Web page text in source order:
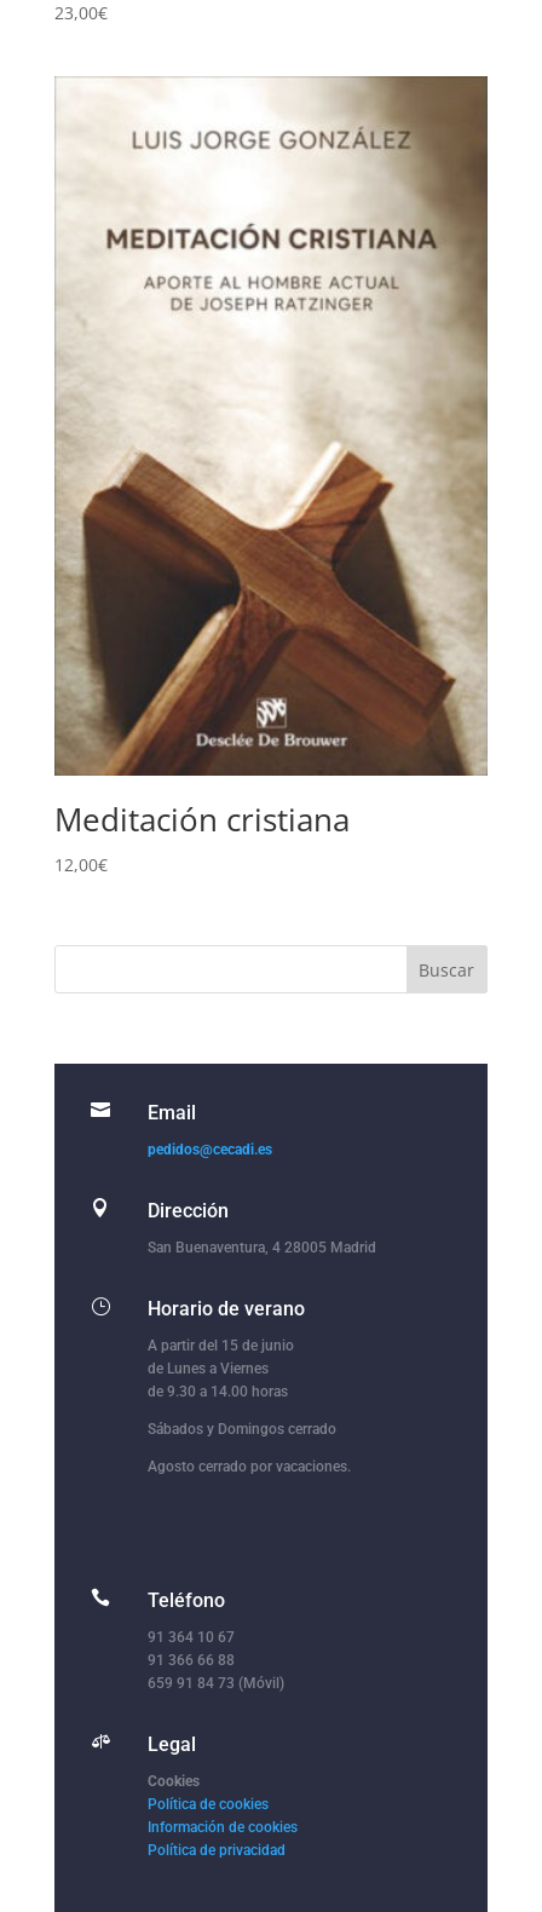
23,00€
Meditación cristiana
12,00€
 Email
pedidos@cecadi.es
 Dirección
San Buenaventura, 4 28005 Madrid
} Horario de verano
A partir del 15 de junio
de Lunes a Viernes
de 9.30 a 14.00 horas
Sábados y Domingos cerrado
Agosto cerrado por vacaciones.
 Teléfono
91 364 10 67
91 366 66 88
659 91 84 73 (Móvil)
 Legal
Cookies
Política de cookies
Información de cookies
Política de privacidad